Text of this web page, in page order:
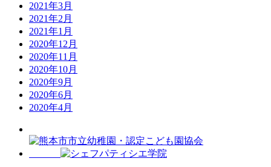
2021年3月
2021年2月
2021年1月
2020年12月
2020年11月
2020年10月
2020年9月
2020年6月
2020年4月